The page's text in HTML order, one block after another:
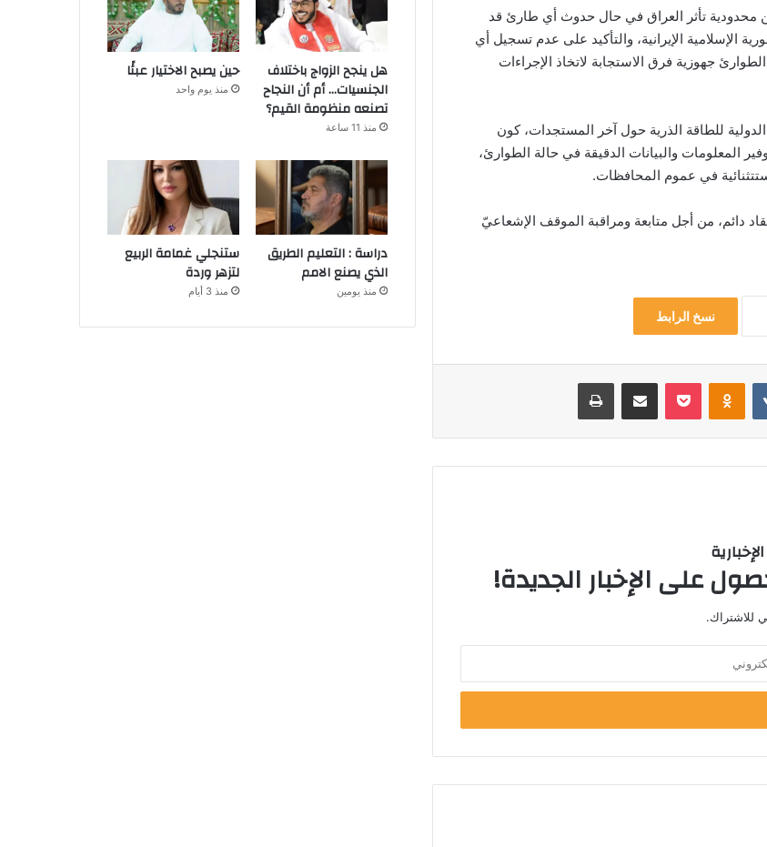
محدودية تأثر العراق في حال حدوث أي طارئ قد
الإسلامية الإيرانية، والتأكيد على عدم تسجيل أي
جهوزية فرق الاستجابة لاتخاذ الإجراءات
للطاقة الذرية حول آخر المستجدات، كون
المعلومات والبيانات الدقيقة في حالة الطوارئ،
في عموم المحافظات.
دائم، من أجل متابعة ومراقبة الموقف الإشعاعيّ
نسخ الرابط
Odnoklassniki
‫Pocket مشاركة عبر البريد طباعة
على الإخبار الجديدة!
للاشتراك.
هل ينجح الزواج باختلاف
الجنسيات… أم أن النجاح
تصنعه منظومة القيم؟
منذ 11 ساعة
حين يصبح الاختيار عبئًا
منذ يوم واحد
دراسة : التعليم الطريق
الذي يصنع الامم
منذ يومين
ستنجلي غمامة الربيع
لتزهر وردة
منذ 3 أيام